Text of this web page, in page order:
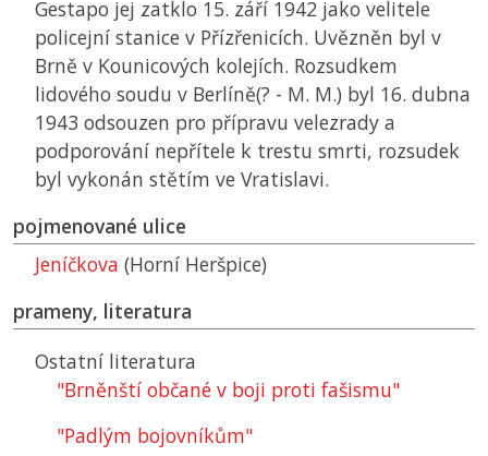
Gestapo jej zatklo 15. září 1942 jako velitele
policejní stanice v Přízřenicích. Uvězněn byl v
Brně v Kounicových kolejích. Rozsudkem
lidového soudu v Berlíně(? - M. M.) byl 16. dubna
1943 odsouzen pro přípravu velezrady a
podporování nepřítele k trestu smrti, rozsudek
byl vykonán stětím ve Vratislavi.
pojmenované ulice
Jeníčkova (Horní Heršpice)
prameny, literatura
Ostatní literatura
"Brněnští občané v boji proti fašismu"
"Padlým bojovníkům"